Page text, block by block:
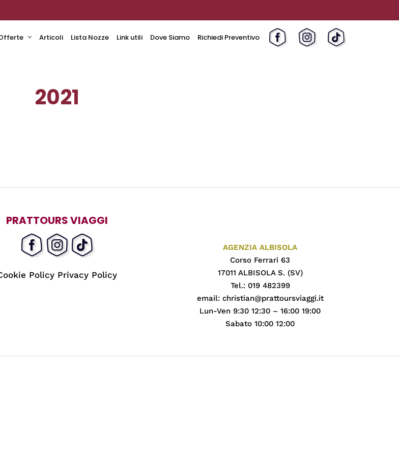
Articoli Lista Nozze Link utili Dove Siamo Richiedi Preventivo
2021
PRATTOURS VIAGGI
Policy Privacy Policy
AGENZIA ALBISOLA
Corso Ferrari 63
17011 ALBISOLA S. (SV)
Tel.: 019 482399
email: christian@prattoursviaggi.it
Lun-Ven 9:30 12:30 – 16:00 19:00
Sabato 10:00 12:00